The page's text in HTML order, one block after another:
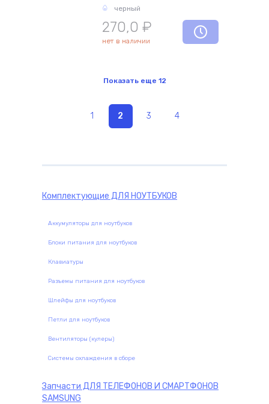
черный
270,0 ₽
нет в наличии
Показать еще 12
1 2 3 4
Комплектующие ДЛЯ НОУТБУКОВ
Аккумуляторы для ноутбуков
Блоки питания для ноутбуков
Клавиатуры
Разъемы питания для ноутбуков
Шлейфы для ноутбуков
Петли для ноутбуков
Вентиляторы (кулеры)
Системы охлаждения в сборе
Запчасти ДЛЯ ТЕЛЕФОНОВ И СМАРТФОНОВ
SAMSUNG